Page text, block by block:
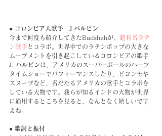
● コロンビア人歌手　J バルビン
今まで何度も紹介してきたBadshahが、 超有名ラテ
ン歌手 とコラボ。世界中でのラテンポップの大きな
ムーブメントを引き起こしているコロンビアの歌手
J. ハルビンは、アメリカのスーパーボールのハーフ
タイムショーでパフィーマンスしたり、ビヨンセや
スヌープなど、名だたるアメリカの歌手とコラボを
している大物です。我らが知るインドの大物が世界
に通用するところを見ると、なんとなく嬉しいです
よね。
● 歌詞と振付